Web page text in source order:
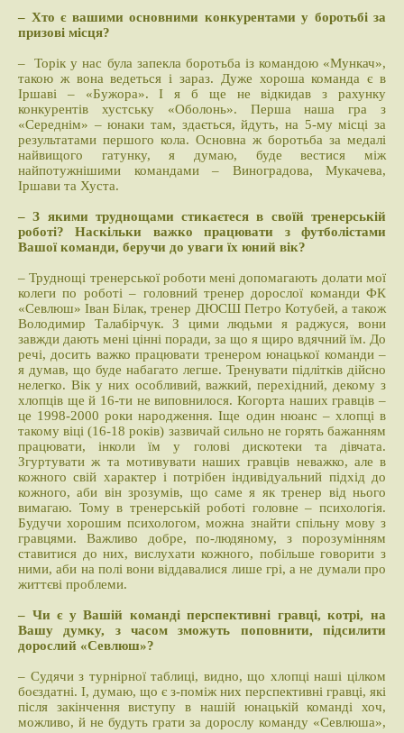
– Хто є вашими основними конкурентами у боротьбі за
призові місця?
– Торік у нас була запекла боротьба із командою «Мункач»,
такою ж вона ведеться і зараз. Дуже хороша команда є в
Іршаві – «Бужора». І я б ще не відкидав з рахунку
конкурентів хустську «Оболонь». Перша наша гра з
«Середнім» – юнаки там, здається, йдуть, на 5-му місці за
результатами першого кола. Основна ж боротьба за медалі
найвищого гатунку, я думаю, буде вестися між
найпотужнішими командами – Виноградова, Мукачева,
Іршави та Хуста.
– З якими труднощами стикаєтеся в своїй тренерській
роботі? Наскільки важко працювати з футболістами
Вашої команди, беручи до уваги їх юний вік?
– Труднощі тренерської роботи мені допомагають долати мої
колеги по роботі – головний тренер дорослої команди ФК
«Севлюш» Іван Білак, тренер ДЮСШ Петро Котубей, а також
Володимир Талабірчук. З цими людьми я раджуся, вони
завжди дають мені цінні поради, за що я щиро вдячний їм. До
речі, досить важко працювати тренером юнацької команди –
я думав, що буде набагато легше. Тренувати підлітків дійсно
нелегко. Вік у них особливий, важкий, перехідний, декому з
хлопців ще й 16-ти не виповнилося. Когорта наших гравців –
це 1998-2000 роки народження. Іще один нюанс – хлопці в
такому віці (16-18 років) зазвичай сильно не горять бажанням
працювати, інколи їм у голові дискотеки та дівчата.
Згуртувати ж та мотивувати наших гравців неважко, але в
кожного свій характер і потрібен індивідуальний підхід до
кожного, аби він зрозумів, що саме я як тренер від нього
вимагаю. Тому в тренерській роботі головне – психологія.
Будучи хорошим психологом, можна знайти спільну мову з
гравцями. Важливо добре, по-людяному, з порозумінням
ставитися до них, вислухати кожного, побільше говорити з
ними, аби на полі вони віддавалися лише грі, а не думали про
життєві проблеми.
– Чи є у Вашій команді перспективні гравці, котрі, на
Вашу думку, з часом зможуть поповнити, підсилити
дорослий «Севлюш»?
– Судячи з турнірної таблиці, видно, що хлопці наші цілком
боєздатні. І, думаю, що є з-поміж них перспективні гравці, які
після закінчення виступу в нашій юнацькій команді хоч,
можливо, й не будуть грати за дорослу команду «Севлюша»,